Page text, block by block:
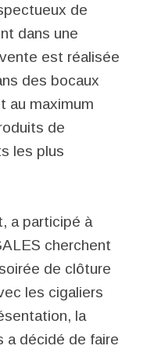
de
dans une
est réalisée
des bocaux
au maximum
de
les plus
a participé à
cherchent
de clôture
les cigaliers
la
a décidé de faire